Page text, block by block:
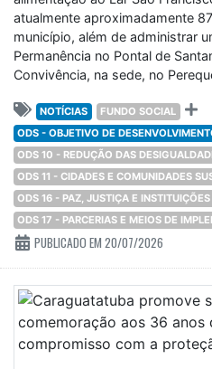
atualmente aproximadamente
município, além de administrar
Permanência no Pontal de
Convivência, na sede, no
NOTÍCIAS
FUNDO SOCIAL
ODS - OBJETIVO DE
ODS 10 - REDUÇÃO DAS
ODS 11 - CIDADES E COMUNIDADES
ODS 16 - PAZ, JUSTIÇA E
ODS 17 - PARCERIAS E MEIOS DE
PUBLICADO EM 20/07/2026